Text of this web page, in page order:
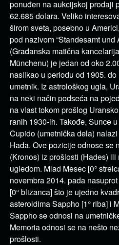
ponuđen na aukcijskoj prodaji
62.685 dolara. Veliko
širom sveta, posebno u
pod nazivom “Standesamt
(Građanska matična
Münchenu) je jedan od oko
naslikao u periodu od 1905.
umetnik. Iz astrološkog ugla,
na neki način podseća na
na vlast tokom prošlog
ranih 1930-ih. Takođe, Sunce
Cupido (umetnička dela)
Hada. Ove pozicije odnose se
(Kronos) iz prošlosti (Hades)
ugledom. Mlad Mesec [0°
novembra 2014. pada
[0° blizanca] što je ujedno
asteroidima Sappho [1° riba] i
Sappho se odnosi na
Memoria odnosi se na nešto
prošlosti.